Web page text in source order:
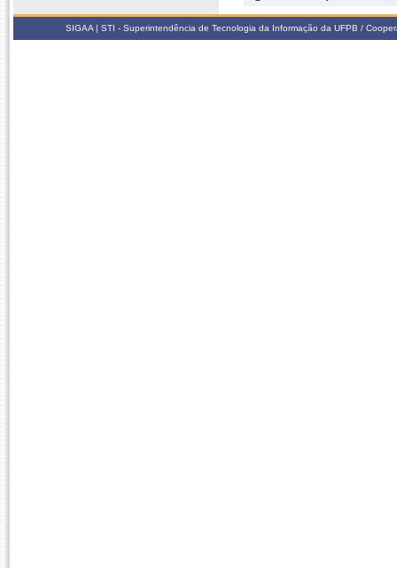
SIGAA | STI - Superintendência de Tecnologia da Informação da UFPB /